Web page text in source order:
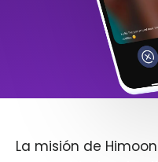
La misión de